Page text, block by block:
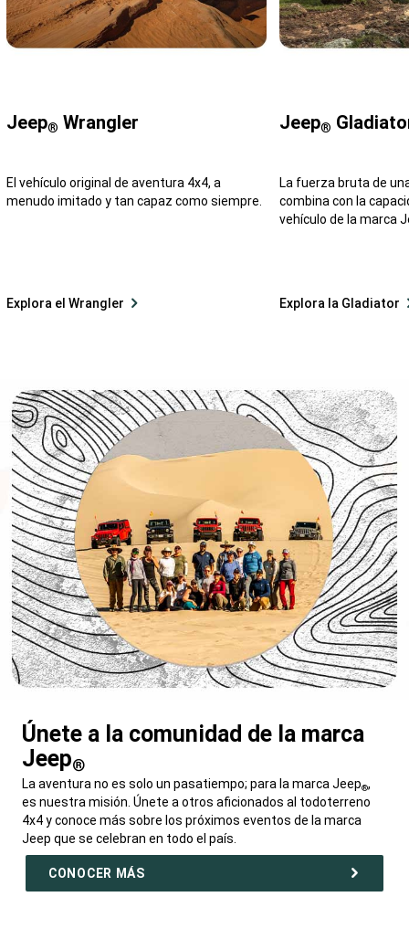
Jeep® Wrangler
El vehículo original de aventura 4x4, a
menudo imitado y tan capaz como siempre.
Explora el Wrangler
Jeep®
La fuerza bruta de
combina con la
vehículo de la marca
Explora la Gladiator
Únete a la comunidad de la marca
Jeep®
,La aventura no es solo un pasatiempo; para la marca Jeep®,
es nuestra misión. Únete a otros aficionados al todoterreno
4x4 y conoce más sobre los próximos eventos de la marca
Jeep que se celebran en todo el país.
CONOCER MÁS